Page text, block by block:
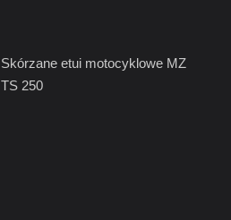
Skórzane etui motocyklowe MZ
TS 250